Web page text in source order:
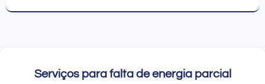
Serviços para falta de energia parcial